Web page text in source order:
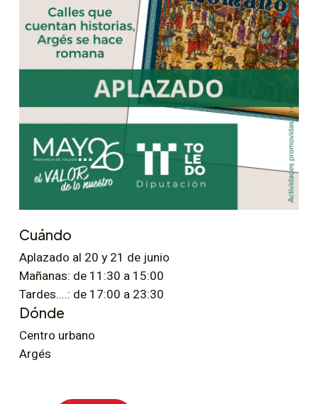
Cuándo
Aplazado al 20 y 21 de junio
Mañanas: de 11:30 a 15:00
Tardes....: de 17:00 a 23:30
Dónde
Centro urbano
Argés